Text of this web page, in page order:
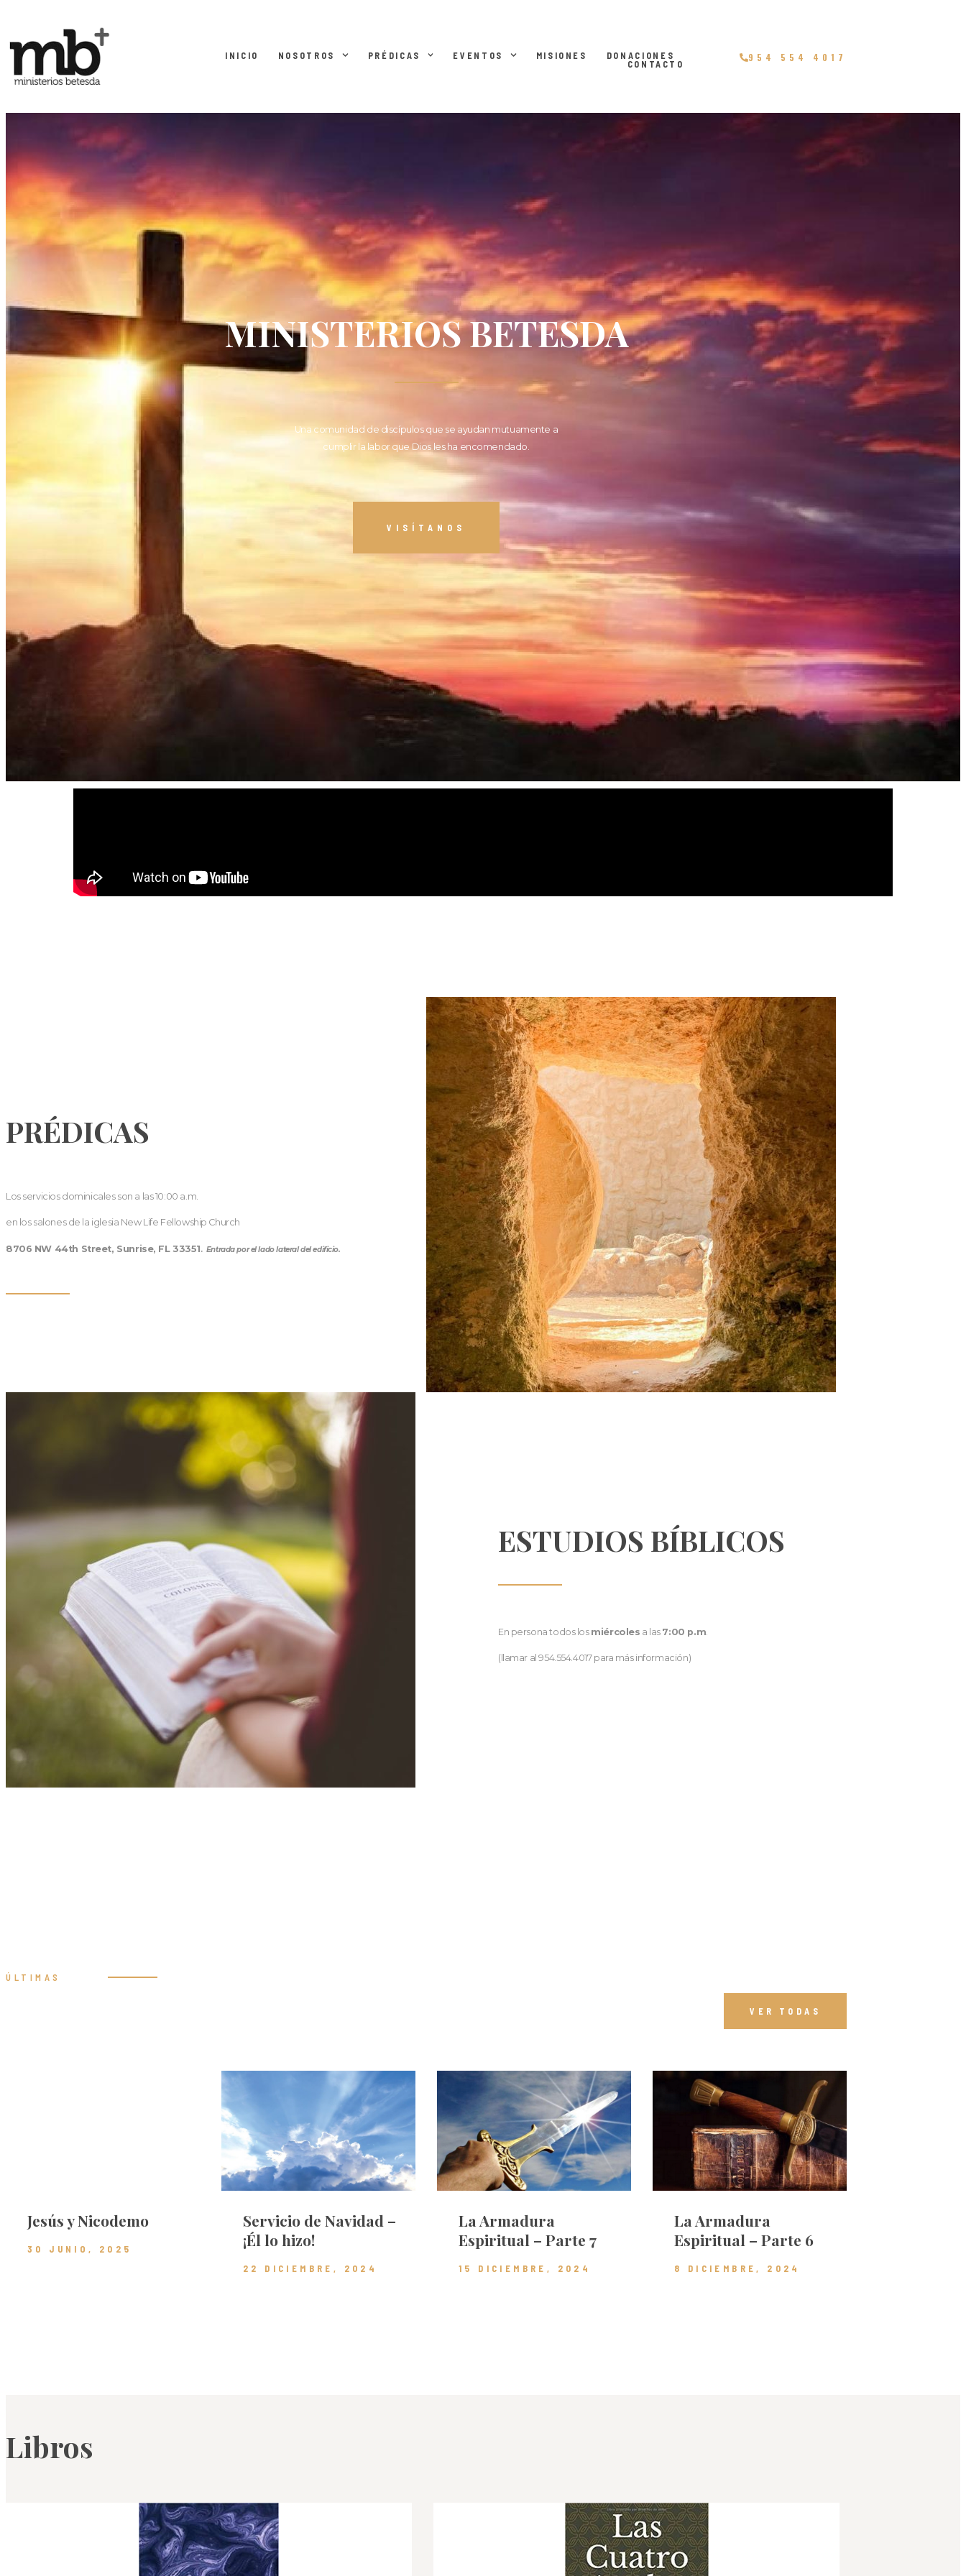
INICIO NOSOTROS PRÉDICAS EVENTOS MISIONES
DONACIONES
CONTACTO
954 554 4017
MINISTERIOS BETESDA
Una comunidad de discípulos que se ayudan mutuamente a
cumplir la labor que Dios les ha encomendado.
VISÍTANOS
PRÉDICAS
Los servicios dominicales son a las 10:00 a.m.
en los salones de la iglesia New Life Fellowship Church
8706 NW 44th Street, Sunrise, FL 33351. Entrada por el lado lateral del edificio.
ESTUDIOS BÍBLICOS
En persona todos los miércoles a las 7:00 p.m
(llamar al 954.554.4017 para más información)
ÚLTIMAS
VER TODAS
Jesús y Nicodemo
30 JUNIO, 2025
Servicio de Navidad –
¡Él lo hizo!
22 DICIEMBRE, 2024
La Armadura
Espiritual – Parte 7
15 DICIEMBRE, 2024
La Armadura
Espiritual – Parte 6
8 DICIEMBRE, 2024
Libros